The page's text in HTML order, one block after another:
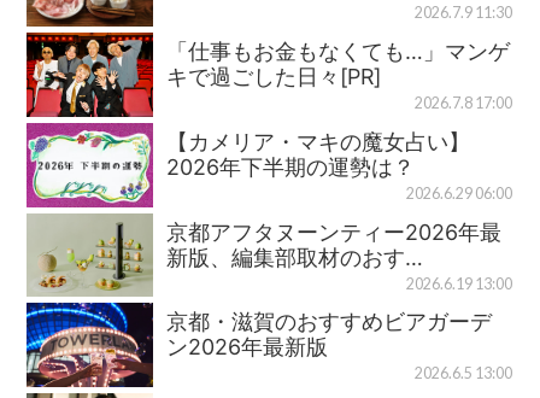
2026.7.9 11:30
「仕事もお金もなくても…」マンゲ
キで過ごした日々[PR]
2026.7.8 17:00
【カメリア・マキの魔女占い】
2026年下半期の運勢は？
2026.6.29 06:00
京都アフタヌーンティー2026年最
新版、編集部取材のおす…
2026.6.19 13:00
京都・滋賀のおすすめビアガーデ
ン2026年最新版
2026.6.5 13:00